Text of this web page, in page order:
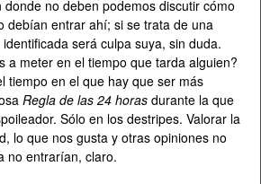
no deben podemos discutir cómo
debían entrar ahí; si se trata de una
será culpa suya, sin duda.
a meter en el tiempo que tarda alguien?
tiempo en el que hay que ser más
Regla de las 24 horas durante la que
Sólo en los destripes. Valorar la
lo que nos gusta y otras opiniones no
no entrarían, claro.